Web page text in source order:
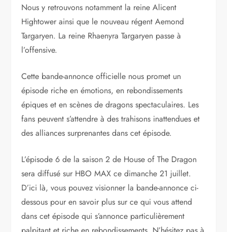
Nous y retrouvons notamment la reine Alicent
Hightower ainsi que le nouveau régent Aemond
Targaryen. La reine Rhaenyra Targaryen passe à
l’offensive.
Cette bande-annonce officielle nous promet un
épisode riche en émotions, en rebondissements
épiques et en scènes de dragons spectaculaires. Les
fans peuvent s’attendre à des trahisons inattendues et
des alliances surprenantes dans cet épisode.
L’épisode 6 de la saison 2 de House of The Dragon
sera diffusé sur HBO MAX ce dimanche 21 juillet.
D’ici là, vous pouvez visionner la bande-annonce ci-
dessous pour en savoir plus sur ce qui vous attend
dans cet épisode qui s’annonce particulièrement